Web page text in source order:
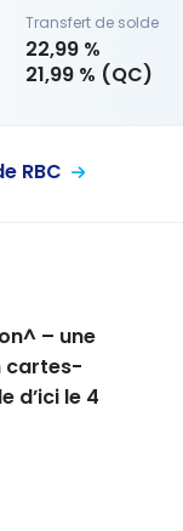
Transfert de solde
22,99 %
21,99 % (QC)
RBC
– une
cartes-
d’ici le 4